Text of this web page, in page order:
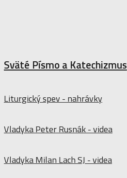
Sväté Písmo a Katechizmus
Liturgický spev - nahrávky
Vladyka Peter Rusnák - videa
Vladyka Milan Lach SJ - videa